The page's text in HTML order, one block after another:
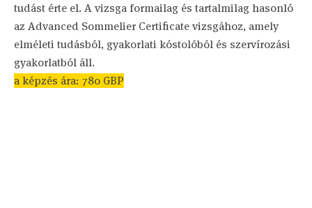
tudást érte el. A vizsga formailag és tartalmilag hasonló
az Advanced Sommelier Certificate vizsgához, amely
elméleti tudásból, gyakorlati kóstolóból és szervírozási
gyakorlatból áll.
a képzés ára: 780 GBP